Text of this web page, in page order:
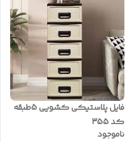
فایل پلاستیکی کشویی 5طبقه
کد 355
ناموجود